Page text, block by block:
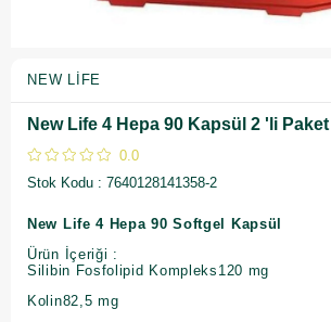
NEW LIFE
New Life 4 Hepa 90 Kapsül 2 'li Paket
0.0
Stok Kodu
7640128141358-2
New Life 4 Hepa 90 Softgel Kapsül
Ürün İçeriği :
Silibin Fosfolipid Kompleks120 mg
Kolin82,5 mg